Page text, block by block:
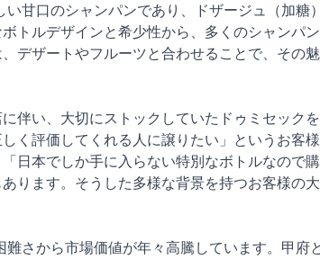
甘口のシャンパンであり、ドザージュ（加糖
トルデザインと希少性から、多くのシャンパ
デザートやフルーツと合わせることで、その
伴い、大切にストックしていたドゥミセック
く評価してくれる人に譲りたい」というお客
日本でしか手に入らない特別なボトルなので
ります。そうした多様な背景を持つお客様の
さから市場価値が年々高騰しています。甲府